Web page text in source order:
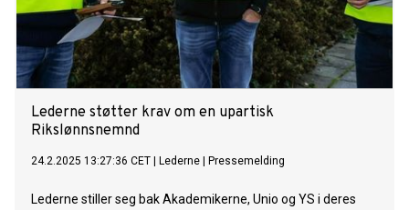
Lederne støtter krav om en upartisk
Rikslønnsnemnd
24.2.2025 13:27:36 CET Lederne Pressemelding
Lederne stiller seg bak Akademikerne, Unio og YS i deres